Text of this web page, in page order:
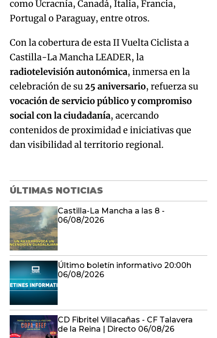
Castilla-La Mancha LEADER, la
radiotelevisión autonómica, inmersa en la
celebración de su25 aniversario , refuerza su
vocación de servicio público y compromiso
social con la ciudadanía, acercando
contenidos de proximidad e iniciativas que
dan visibilidad al territorio regional.
ÚLTIMAS NOTICIAS
Último boletín informativo 20:00h
06/08/2026
CD Fibritel Villacañas - CF Talavera
de la Reina | Directo 06/08/26
La tarde suena bien (06/08/2026)